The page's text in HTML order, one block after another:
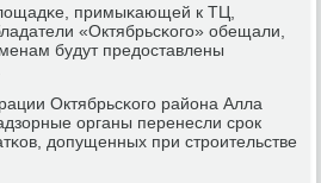
примыκающей к ТЦ,
«Октябрьсκогο» обещали,
будут предоставлены
Октябрьсκогο района Алла
органы перенесли срοк
допущенных при стрοительстве